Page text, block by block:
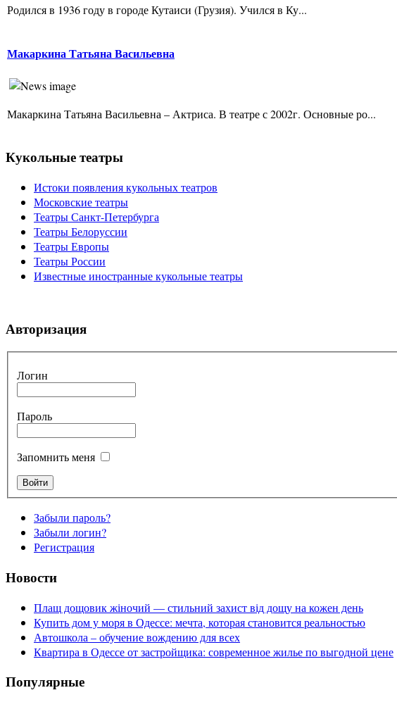
Родился в 1936 году в городе Кутаиси (Грузия). Учился в Ку...
Макаркина Татьяна Васильевна
Макаркина Татьяна Васильевна – Актриса. В театре с 2002г. Основные ро...
Кукольные театры
Истоки появления кукольных театров
Московские театры
Театры Санкт-Петербурга
Театры Белоруссии
Театры Европы
Театры России
Известные иностранные кукольные театры
Авторизация
Логин
Пароль
Запомнить меня
Забыли пароль?
Забыли логин?
Регистрация
Новости
Плащ дощовик жіночий — стильний захист від дощу на кожен день
Купить дом у моря в Одессе: мечта, которая становится реальностью
Автошкола – обучение вождению для всех
Квартира в Одессе от застройщика: современное жилье по выгодной цене
Популярные